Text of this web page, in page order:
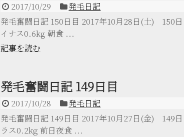
2017/10/29
発毛日記
発毛奮闘日記 150日目 2017年10月28日(土) 150
イナス0.6kg 朝食 ...
記事を読む
発毛奮闘日記 149日目
2017/10/28
発毛日記
発毛奮闘日記 149日目 2017年10月27日(金) 149
ラス0.2kg 前日夜食 ...